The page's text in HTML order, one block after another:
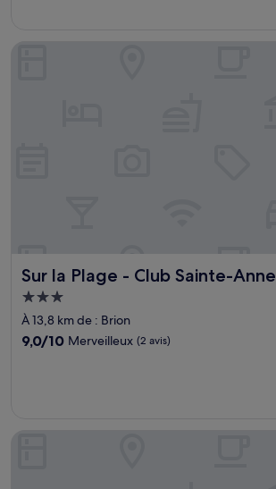
Sur la Plage - Club Sainte-Anne
Sur la Plage - Club Sainte-Anne
Hébergement
3.0 étoiles
À 13,8 km de : Brion
9.0
9,0/10 Merveilleux (2 avis)
Sur la Plage - Club Sainte-Anne